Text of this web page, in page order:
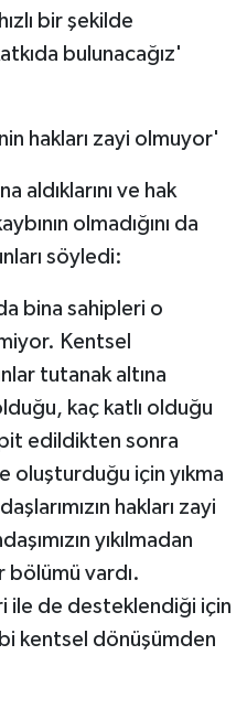
bir şekilde
bulunacağız'
hakları zayi olmuyor'
aldıklarını ve hak
olmadığını da
söyledi:
bina sahipleri o
Kentsel
tutanak altına
kaç katlı olduğu
edildikten sonra
oluşturduğu için yıkma
hakları zayi
yıkılmadan
bölümü vardı.
ile de desteklendiği için
kentsel dönüşümden